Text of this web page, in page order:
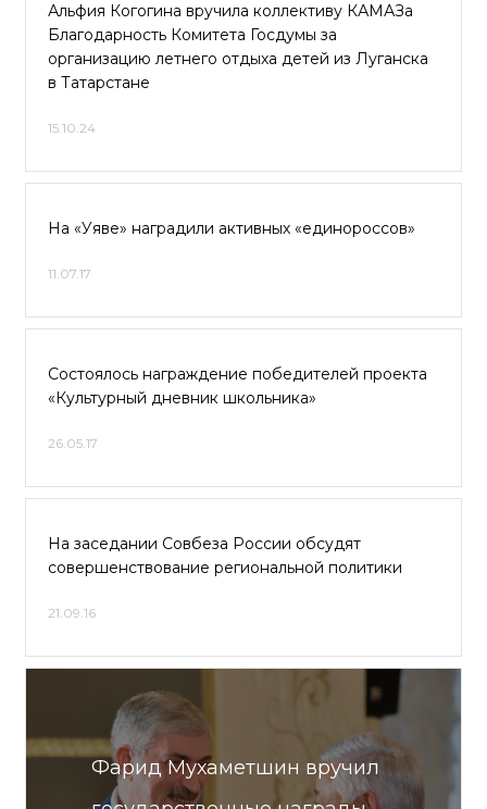
Альфия Когогина вручила коллективу КАМАЗа
Благодарность Комитета Госдумы за
организацию летнего отдыха детей из Луганска
в Татарстане
15.10.24
На «Уяве» наградили активных «единороссов»
11.07.17
Состоялось награждение победителей проекта
«Культурный дневник школьника»
26.05.17
На заседании Совбеза России обсудят
совершенствование региональной политики
21.09.16
Фарид Мухаметшин вручил